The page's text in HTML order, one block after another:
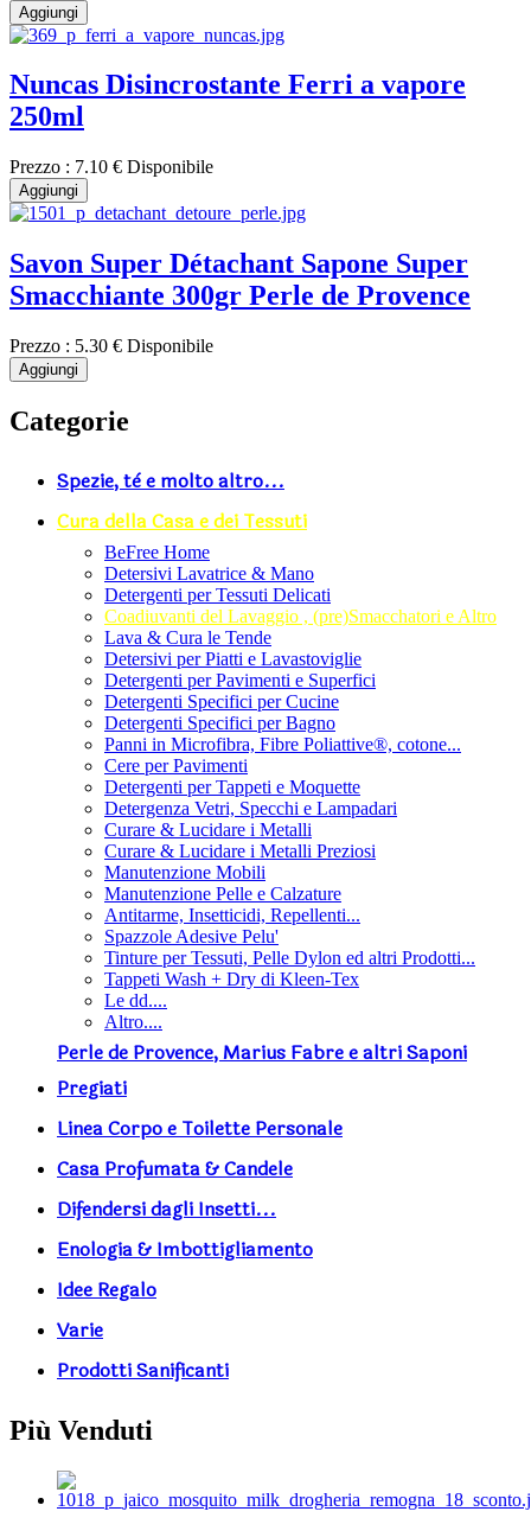
Aggiungi
Nuncas Disincrostante Ferri a vapore
250ml
Prezzo : 7.10 € Disponibile
Aggiungi
Savon Super Détachant Sapone Super
Smacchiante 300gr Perle de Provence
Prezzo : 5.30 € Disponibile
Aggiungi
Categorie
Spezie, tè e molto altro...
Cura della Casa e dei Tessuti
BeFree Home
Detersivi Lavatrice & Mano
Detergenti per Tessuti Delicati
Coadiuvanti del Lavaggio , (pre)Smacchatori e Altro
Lava & Cura le Tende
Detersivi per Piatti e Lavastoviglie
Detergenti per Pavimenti e Superfici
Detergenti Specifici per Cucine
Detergenti Specifici per Bagno
Panni in Microfibra, Fibre Poliattive®, cotone...
Cere per Pavimenti
Detergenti per Tappeti e Moquette
Detergenza Vetri, Specchi e Lampadari
Curare & Lucidare i Metalli
Curare & Lucidare i Metalli Preziosi
Manutenzione Mobili
Manutenzione Pelle e Calzature
Antitarme, Insetticidi, Repellenti...
Spazzole Adesive Pelu'
Tinture per Tessuti, Pelle Dylon ed altri Prodotti...
Tappeti Wash + Dry di Kleen-Tex
Le dd....
Altro....
Perle de Provence, Marius Fabre e altri Saponi
Pregiati
Linea Corpo e Toilette Personale
Casa Profumata & Candele
Difendersi dagli Insetti...
Enologia & Imbottigliamento
Idee Regalo
Varie
Prodotti Sanificanti
Più Venduti